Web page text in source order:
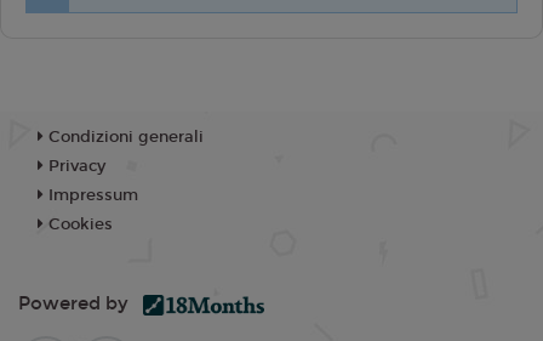
Condizioni generali
Privacy
Impressum
Cookies
Powered by